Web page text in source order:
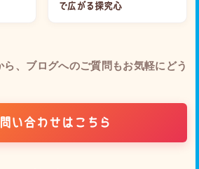
で広がる探究心
ら、ブログへのご質問もお気軽にどう
い合わせはこちら